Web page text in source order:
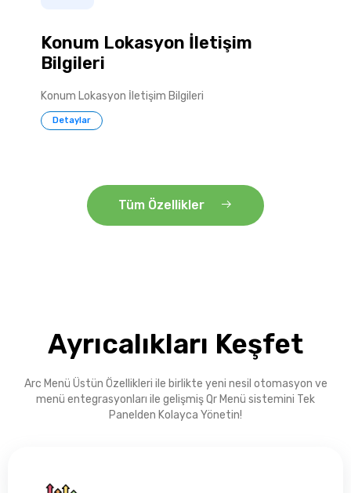
Konum Lokasyon İletişim
Bilgileri
Konum Lokasyon İletişim Bilgileri
Detaylar
Tüm Özellikler
Ayrıcalıkları Keşfet
Arc Menü Üstün Özellikleri ile birlikte yeni nesil otomasyon ve
menü entegrasyonları ile gelişmiş Qr Menü sistemini Tek
Panelden Kolayca Yönetin!